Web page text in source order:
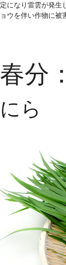
定になり雷雲が発生
ョウを伴い作物に被
春分
にら